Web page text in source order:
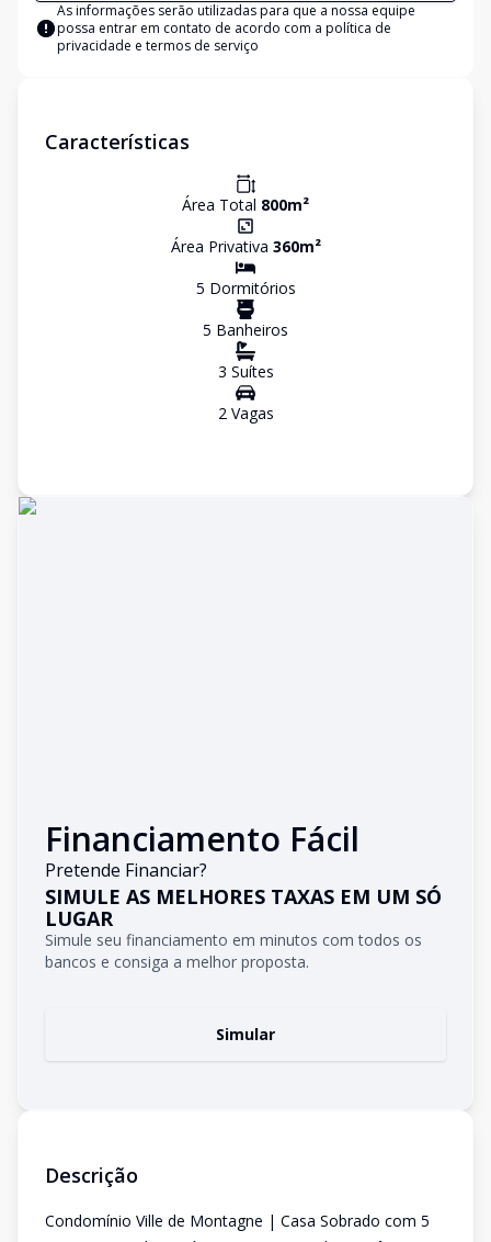
As informações serão utilizadas para que a nossa equipe
possa entrar em contato de acordo com a política de
privacidade e termos de serviço
Características
Área Total 800m²
Área Privativa 360m²
5 Dormitórios
5 Banheiros
3 Suítes
2Vagas
Financiamento Fácil
Pretende Financiar?
SIMULE AS MELHORES TAXAS EM UM SÓ
LUGAR
Simule seu financiamento em minutos com todos os
bancos e consiga a melhor proposta.
Simular
Descrição
Condomínio Ville de Montagne | Casa Sobrado com 5